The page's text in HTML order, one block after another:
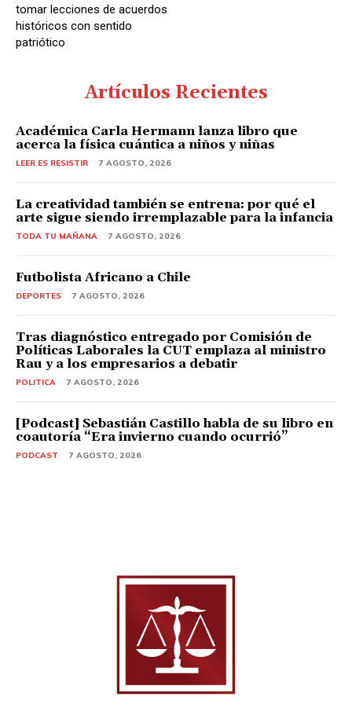
tomar lecciones de acuerdos
históricos con sentido
patriótico
Artículos Recientes
Académica Carla Hermann lanza libro que
acerca la física cuántica a niños y niñas
LEER ES RESISTIR 7 AGOSTO, 2026
La creatividad también se entrena: por qué el
arte sigue siendo irremplazable para la infancia
TODA TU MAÑANA 7 AGOSTO, 2026
Futbolista Africano a Chile
DEPORTES 7 AGOSTO, 2026
Tras diagnóstico entregado por Comisión de
Políticas Laborales la CUT emplaza al ministro
Rau y a los empresarios a debatir
POLITICA 7 AGOSTO, 2026
[Podcast] Sebastián Castillo habla de su libro en
coautoría “Era invierno cuando ocurrió”
PODCAST 7 AGOSTO, 2026